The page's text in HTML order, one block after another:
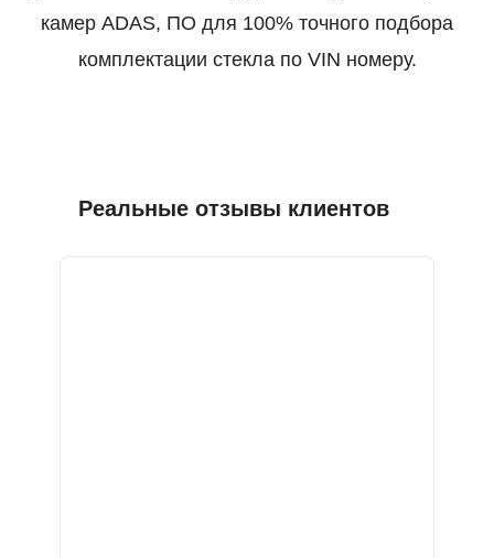
камер ADAS, ПО для 100% точного подбора
комплектации стекла по VIN номеру.
Реальные отзывы клиентов